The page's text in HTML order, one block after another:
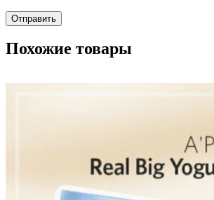
Похожие товары